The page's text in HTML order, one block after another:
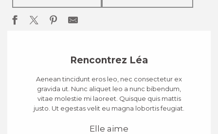
Rencontrez Léa
Aenean tincidunt eros leo, nec consectetur ex
gravida ut. Nunc aliquet leo a nunc bibendum,
vitae molestie mi laoreet. Quisque quis mattis
justo. Ut egestas velit eu magna lobortis feugiat.
Elle aime